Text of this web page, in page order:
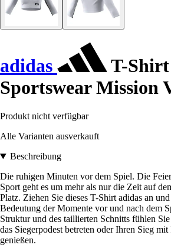
adidas
T-
Sportswear Mission
Produkt nicht verfügbar
Alle Varianten ausverkauft
Beschreibung
Die ruhigen Minuten vor dem Spiel. Die
Sport geht es um mehr als nur die Zeit auf
Platz. Ziehen Sie dieses T-Shirt adidas an
Bedeutung der Momente vor und nach dem
Struktur und des taillierten Schnitts fühlen
das Siegerpodest betreten oder Ihren Sieg
genießen.